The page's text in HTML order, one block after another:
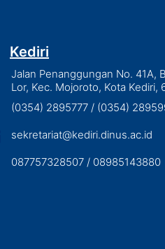
Kediri
Jalan Penanggungan No. 41A,
Lor, Kec. Mojoroto, Kota Kediri,
(0354) 2895777 / (0354)
sekretariat@kediri.dinus.ac.id
087757328507 / 08985143880